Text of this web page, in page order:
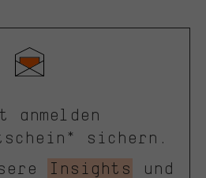
anmelden
sichern.
Insights
und